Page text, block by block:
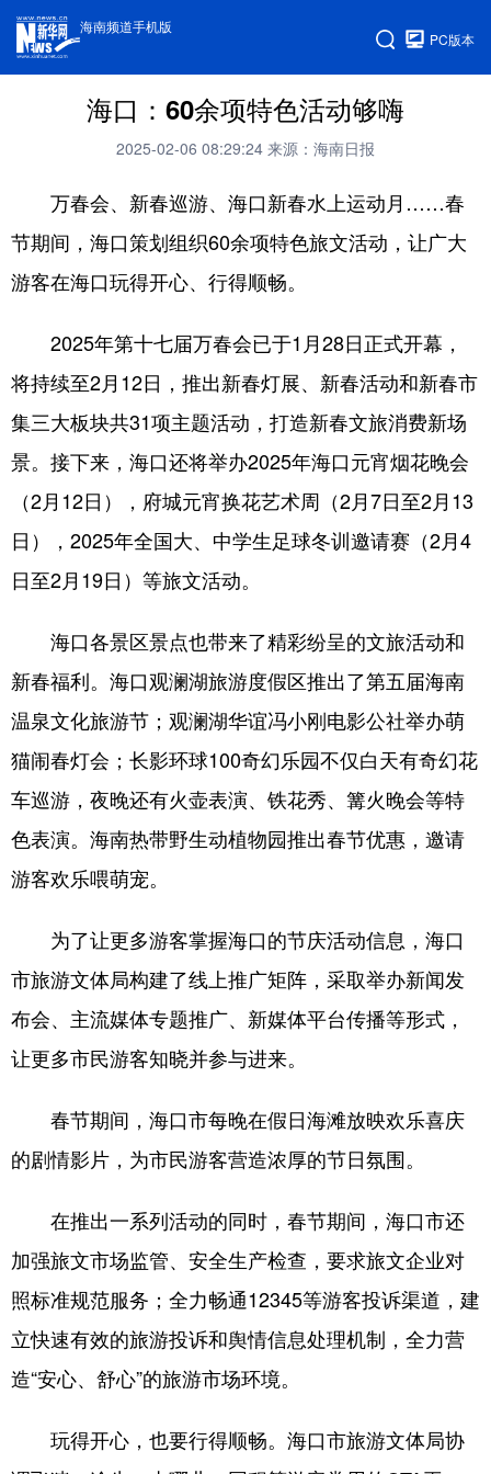
海南频道手机版
PC版本
海口：60余项特色活动够嗨
2025-02-06 08:29:24 来源：海南日报
万春会、新春巡游、海口新春水上运动月……春
节期间，海口策划组织60余项特色旅文活动，让广大
游客在海口玩得开心、行得顺畅。
2025年第十七届万春会已于1月28日正式开幕，
将持续至2月12日，推出新春灯展、新春活动和新春市
集三大板块共31项主题活动，打造新春文旅消费新场
景。接下来，海口还将举办2025年海口元宵烟花晚会
（2月12日），府城元宵换花艺术周（2月7日至2月13
日），2025年全国大、中学生足球冬训邀请赛（2月4
日至2月19日）等旅文活动。
海口各景区景点也带来了精彩纷呈的文旅活动和
新春福利。海口观澜湖旅游度假区推出了第五届海南
温泉文化旅游节；观澜湖华谊冯小刚电影公社举办萌
猫闹春灯会；长影环球100奇幻乐园不仅白天有奇幻花
车巡游，夜晚还有火壶表演、铁花秀、篝火晚会等特
色表演。海南热带野生动植物园推出春节优惠，邀请
游客欢乐喂萌宠。
为了让更多游客掌握海口的节庆活动信息，海口
市旅游文体局构建了线上推广矩阵，采取举办新闻发
布会、主流媒体专题推广、新媒体平台传播等形式，
让更多市民游客知晓并参与进来。
春节期间，海口市每晚在假日海滩放映欢乐喜庆
的剧情影片，为市民游客营造浓厚的节日氛围。
在推出一系列活动的同时，春节期间，海口市还
加强旅文市场监管、安全生产检查，要求旅文企业对
照标准规范服务；全力畅通12345等游客投诉渠道，建
立快速有效的旅游投诉和舆情信息处理机制，全力营
造“安心、舒心”的旅游市场环境。
玩得开心，也要行得顺畅。海口市旅游文体局协